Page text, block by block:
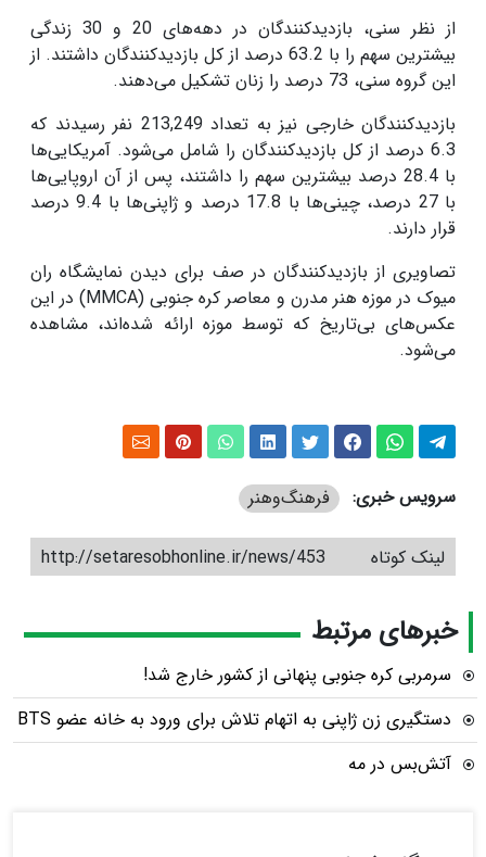
از نظر سنی، بازدیدکنندگان در دهه‌های 20 و 30 زندگی
بیشترین سهم را با 63.2 درصد از کل بازدیدکنندگان داشتند. از
این گروه سنی، 73 درصد را زنان تشکیل می‌دهند.
بازدیدکنندگان خارجی نیز به تعداد 213,249 نفر رسیدند که
6.3 درصد از کل بازدیدکنندگان را شامل می‌شود. آمریکایی‌ها
با 28.4 درصد بیشترین سهم را داشتند، پس از آن اروپایی‌ها
با 27 درصد، چینی‌ها با 17.8 درصد و ژاپنی‌ها با 9.4 درصد
قرار دارند.
تصاویری از بازدیدکنندگان در صف برای دیدن نمایشگاه ران
میوک در موزه هنر مدرن و معاصر کره جنوبی (MMCA) در این
عکس‌های بی‌تاریخ که توسط موزه ارائه شده‌اند، مشاهده
می‌شود.
سرویس خبری: فرهنگ‌و‌هنر
لینک کوتاه http://setaresobhonline.ir/news/453
خبرهای مرتبط
سرمربی کره جنوبی پنهانی از کشور خارج شد!
دستگیری زن ژاپنی به اتهام تلاش برای ورود به خانه عضو BTS
آتش‌بس در مه